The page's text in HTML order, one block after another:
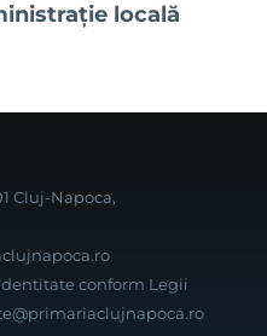
locală
Cluj-Napoca,
conform Legii